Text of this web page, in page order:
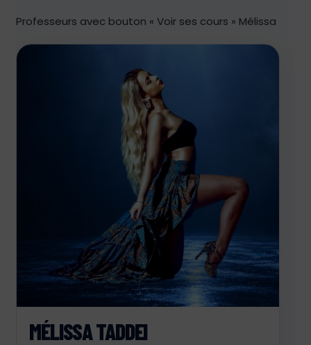
Professeurs avec bouton « Voir ses cours » Mélissa
MÉLISSA TADDEI